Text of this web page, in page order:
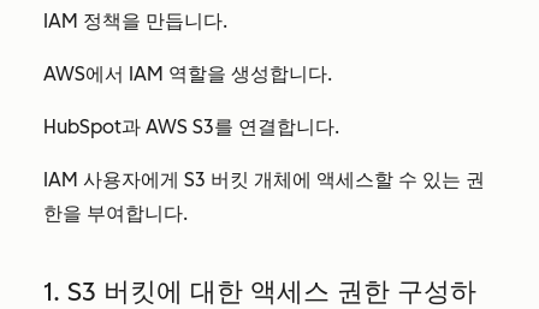
IAM 정책을 만듭니다.
AWS에서 IAM 역할을 생성합니다.
HubSpot과 AWS S3를 연결합니다.
IAM 사용자에게 S3 버킷 개체에 액세스할 수 있는 권
한을 부여합니다.
1. S3 버킷에 대한 액세스 권한 구성하